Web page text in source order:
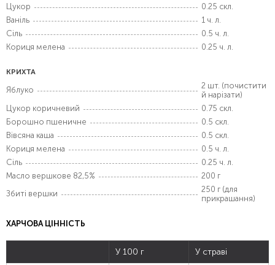
Цукор
0.25 скл.
Ваніль
1 ч. л.
Сіль
0.5 ч. л.
Кориця мелена
0.25 ч. л.
КРИХТА
Яблуко
2 шт. (почистити
й нарізати)
Цукор коричневий
0.75 скл.
Борошно пшеничне
0.5 скл.
Вівсяна каша
0.5 скл.
Кориця мелена
0.5 ч. л.
Сіль
0.25 ч. л.
Масло вершкове 82,5%
200 г
Збиті вершки
250 г (для
прикрашання)
ХАРЧОВА ЦІННІСТЬ
У 100 г У страві